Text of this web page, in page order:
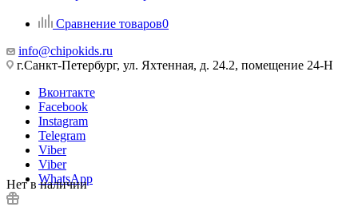
Сравнение товаров0
info@chipokids.ru
г.Санкт-Петербург, ул. Яхтенная, д. 24.2, помещение 24-Н
Вконтакте
Facebook
Instagram
Telegram
Viber
Viber
WhatsApp
Нет в наличии